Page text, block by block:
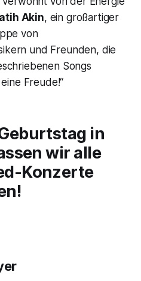
Akin, ein großartiger
von
und Freunden, die
Songs
Freude!“
in
wir alle
Konzerte